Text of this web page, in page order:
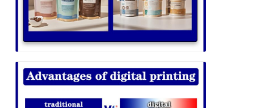
Lasciate un messaggio
Ti richiameremo presto!